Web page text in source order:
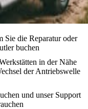
Sie die Reparatur oder
buchen
in der Nähe
der Antriebswelle
und unser Support